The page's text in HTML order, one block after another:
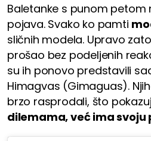
Baletanke s punom petom
pojava. Svako ko pamti
sličnih modela. Upravo
prošao bez podeljenih
su ih ponovo predstavili
Himagvas (Gimaguas).
brzo rasprodali, što
dilemama, već ima svoju